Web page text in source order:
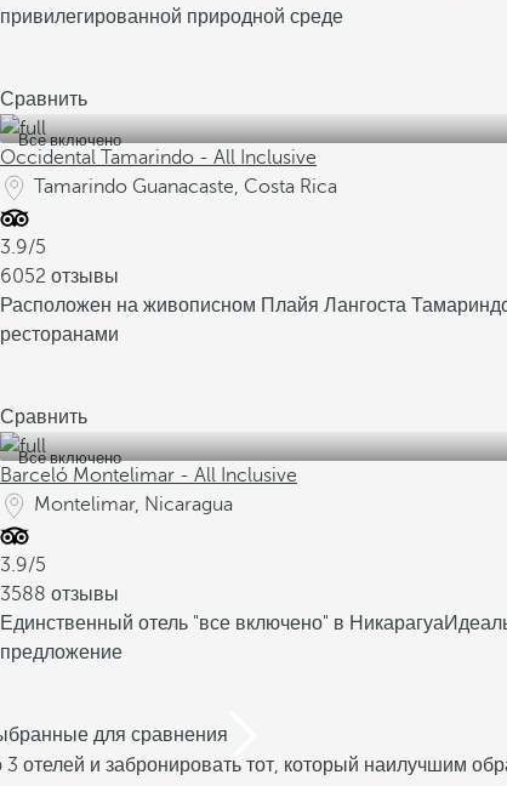
привилегированной природной среде
Сравнить
Все включено
Occidental Tamarindo - All Inclusive
Tamarindo Guanacaste, Costa Rica
3.9/5
6052 отзывы
Расположен на живописном Плайя Лангоста
ресторанами
Сравнить
Все включено
Barceló Montelimar - All Inclusive
Montelimar, Nicaragua
3.9/5
3588 отзывы
Единственный отель "все включено" в Никарагуа
предложение
для сравнения
отелей и забронировать тот, который наилучшим